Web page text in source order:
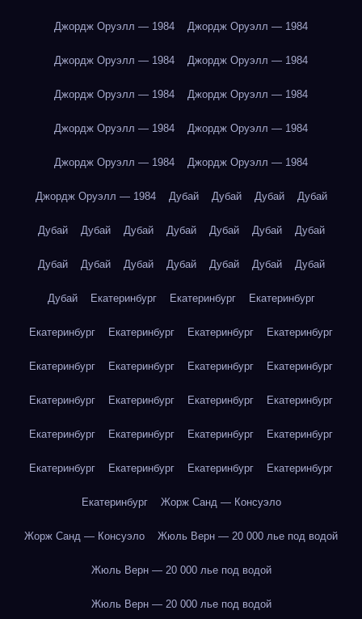
Джордж Оруэлл — 1984 Джордж Оруэлл — 1984
Джордж Оруэлл — 1984 Джордж Оруэлл — 1984
Джордж Оруэлл — 1984 Джордж Оруэлл — 1984
Джордж Оруэлл — 1984 Джордж Оруэлл — 1984
Джордж Оруэлл — 1984 Джордж Оруэлл — 1984
Джордж Оруэлл — 1984 Дубай Дубай Дубай Дубай
Дубай Дубай Дубай Дубай Дубай Дубай Дубай
Дубай Дубай Дубай Дубай Дубай Дубай Дубай
Дубай Екатеринбург Екатеринбург Екатеринбург
Екатеринбург Екатеринбург Екатеринбург Екатеринбург
Екатеринбург Екатеринбург Екатеринбург Екатеринбург
Екатеринбург Екатеринбург Екатеринбург Екатеринбург
Екатеринбург Екатеринбург Екатеринбург Екатеринбург
Екатеринбург Екатеринбург Екатеринбург Екатеринбург
Екатеринбург Жорж Санд — Консуэло
Жорж Санд — Консуэло Жюль Верн — 20 000 лье под водой
Жюль Верн — 20 000 лье под водой
Жюль Верн — 20 000 лье под водой